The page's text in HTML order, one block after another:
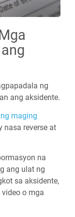
ng
ang aksidente.
maging
nasa reverse at
na
ang ulat ng
sa aksidente,
o mga